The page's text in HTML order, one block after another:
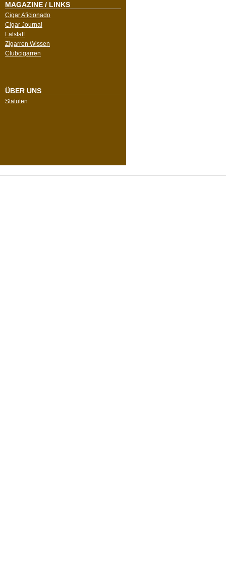
MAGAZINE / LINKS
Cigar Aficionado
Cigar Journal
Falstaff
Zigarren Wissen
Clubcigarren
ÜBER UNS
Statuten